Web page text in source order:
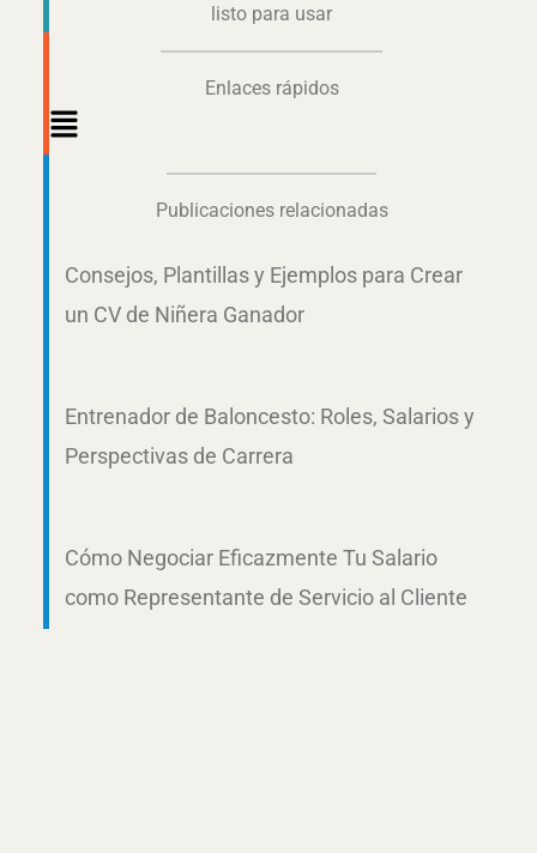
listo para usar
Enlaces rápidos
Main
Publicaciones relacionadas
Consejos, Plantillas y Ejemplos para Crear
un CV de Niñera Ganador
Entrenador de Baloncesto: Roles, Salarios y
Perspectivas de Carrera
Cómo Negociar Eficazmente Tu Salario
como Representante de Servicio al Cliente